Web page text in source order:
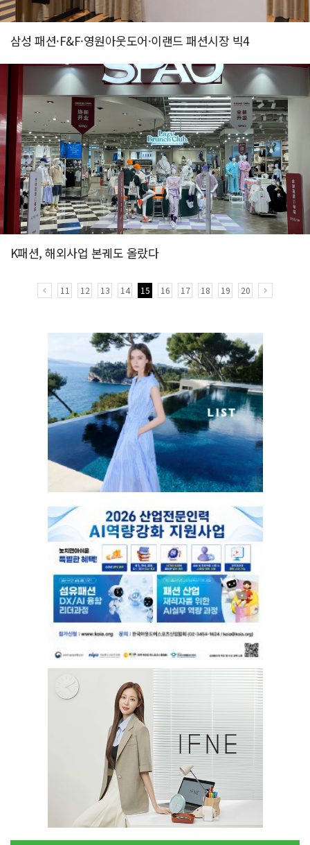
삼성 패션·F&F·영원아웃도어·이랜드 패션시장 빅4
K패션, 해외사업 본궤도 올랐다
11 12 13 14 15 16 17 18 19 20